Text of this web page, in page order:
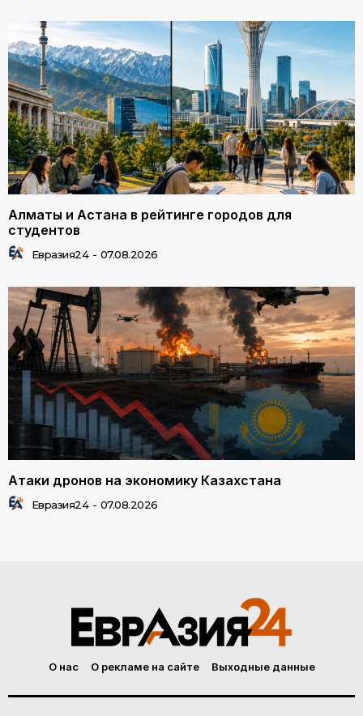
Алматы и Астана в рейтинге городов для
студентов
Евразия24 - 07.08.2026
Атаки дронов на экономику Казахстана
Евразия24 - 07.08.2026
О нас О рекламе на сайте Выходные данные